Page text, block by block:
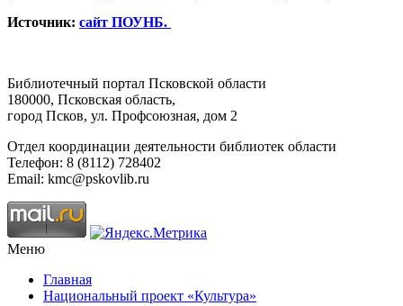
Источник: сайт ПОУНБ.
Библиотечный портал Псковской области
180000, Псковская область,
город Псков, ул. Профсоюзная, дом 2
Отдел координации деятельности библиотек области
Телефон: 8 (8112) 728402
Email: kmc@pskovlib.ru
Меню
Главная
Национальный проект «Культура»